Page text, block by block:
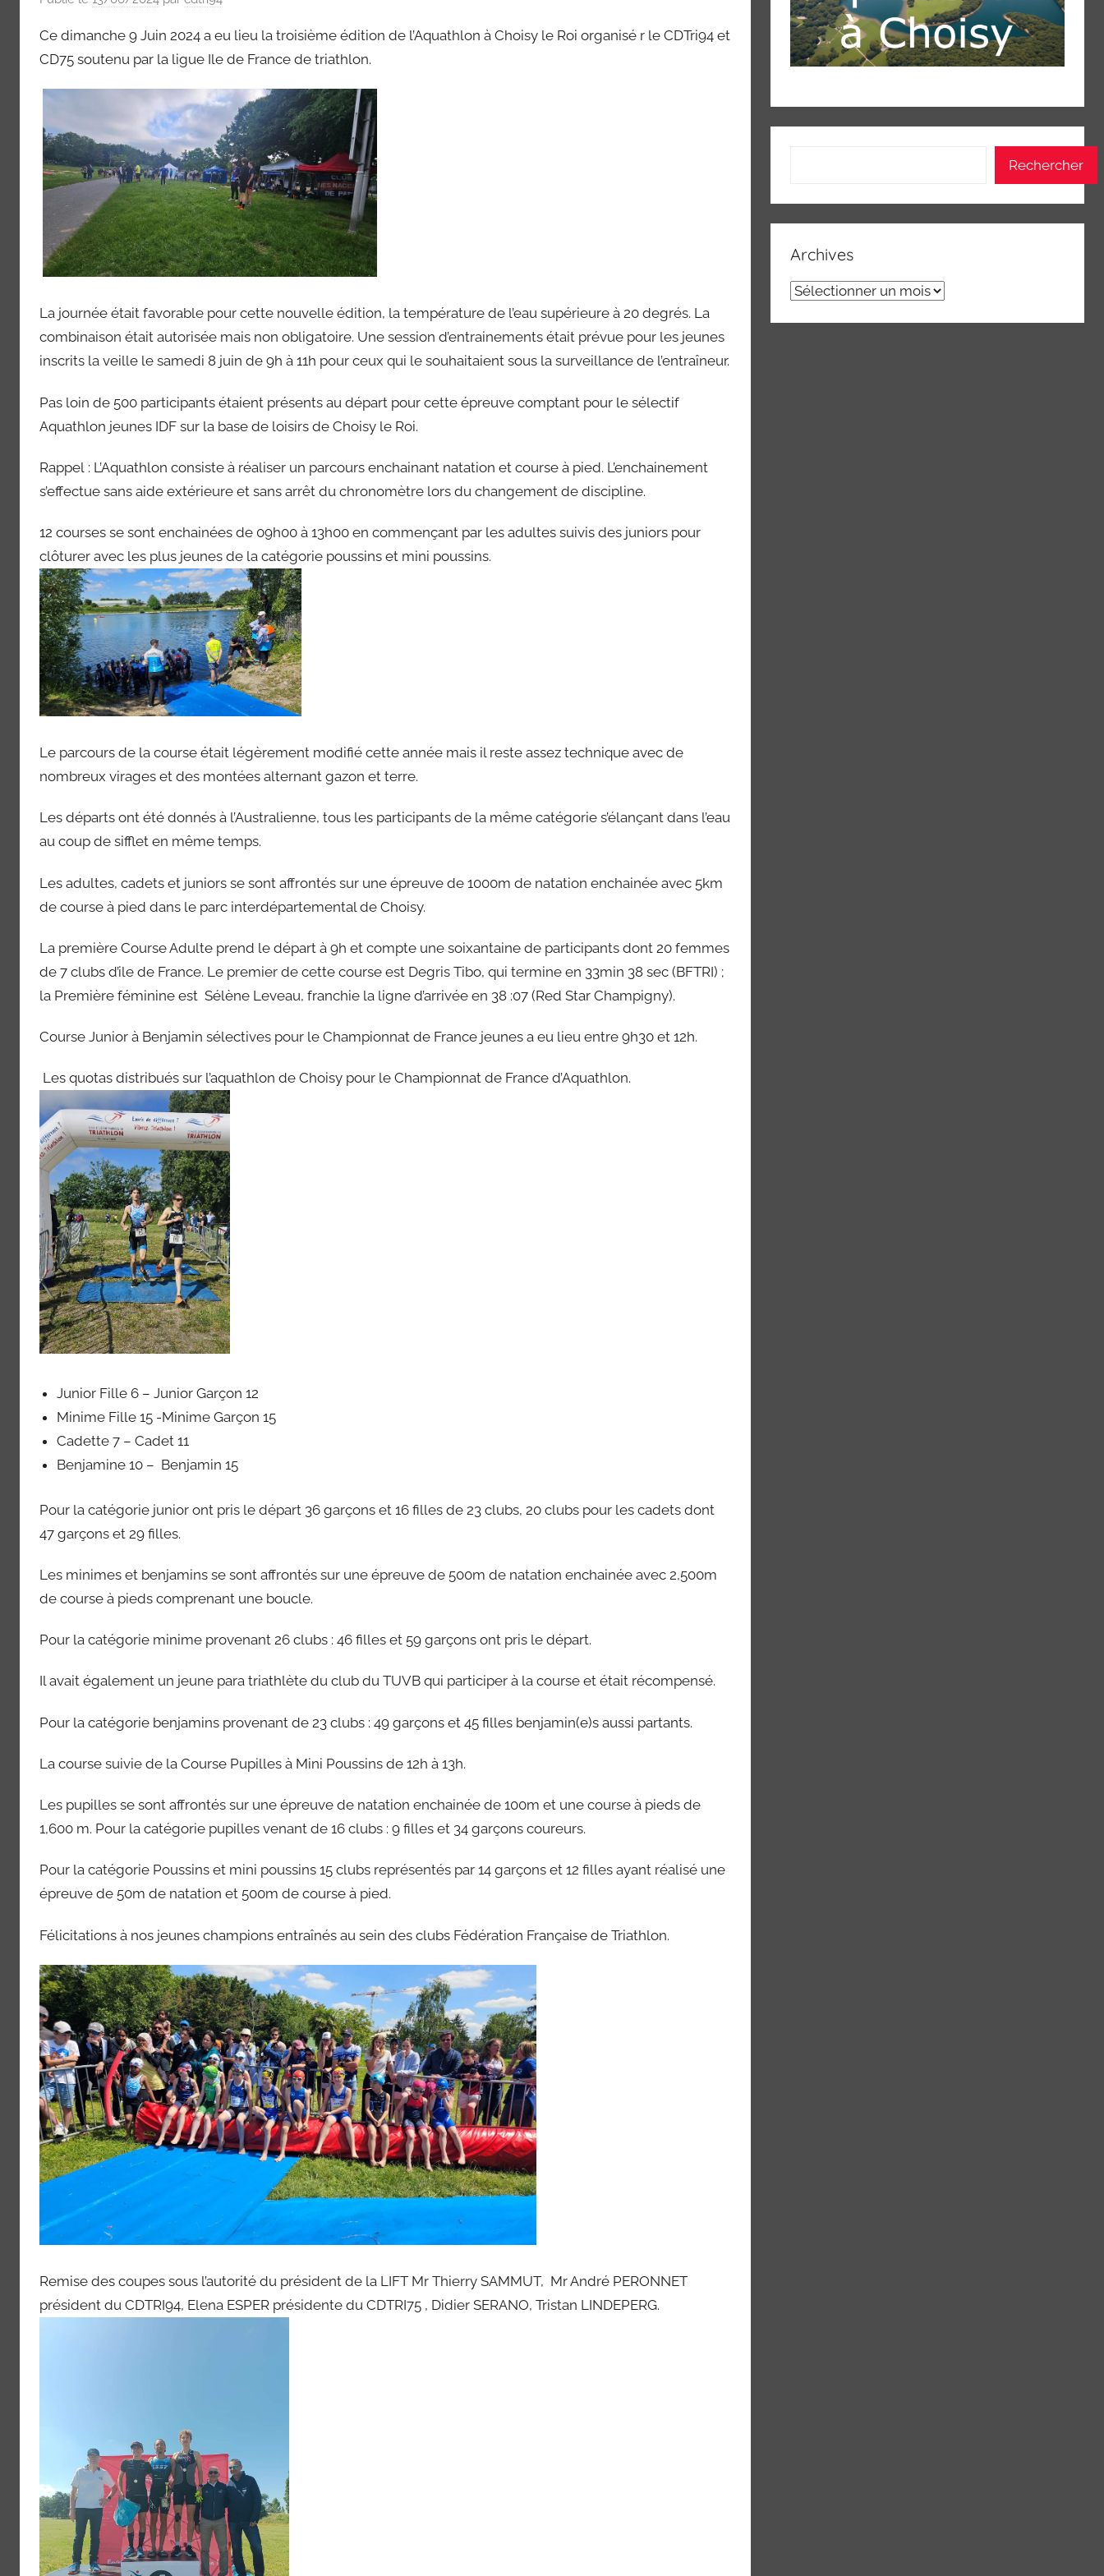
Val
de
Marne
94)
and
Run,
Ce dimanche 9 Juin 2024 a eu lieu la troisième édition de l’Aquathlon à Choisy le Roi organisé r le CDTri94 et
CD75 soutenu par la ligue Ile de France de triathlon.
La journée était favorable pour cette nouvelle édition, la température de l’eau supérieure à 20 degrés. La
combinaison était autorisée mais non obligatoire. Une session d’entrainements était prévue pour les jeunes
inscrits la veille le samedi 8 juin de 9h à 11h pour ceux qui le souhaitaient sous la surveillance de l’entraîneur.
Pas loin de 500 participants étaient présents au départ pour cette épreuve comptant pour le sélectif
Aquathlon jeunes IDF sur la base de loisirs de Choisy le Roi.
Rappel : L’Aquathlon consiste à réaliser un parcours enchainant natation et course à pied. L’enchainement
s’effectue sans aide extérieure et sans arrêt du chronomètre lors du changement de discipline.
12 courses se sont enchainées de 09h00 à 13h00 en commençant par les adultes suivis des juniors pour
clôturer avec les plus jeunes de la catégorie poussins et mini poussins.
Le parcours de la course était légèrement modifié cette année mais il reste assez technique avec de
nombreux virages et des montées alternant gazon et terre.
Les départs ont été donnés à l’Australienne, tous les participants de la même catégorie s’élançant dans l’eau
au coup de sifflet en même temps.
Les adultes, cadets et juniors se sont affrontés sur une épreuve de 1000m de natation enchainée avec 5km
de course à pied dans le parc interdépartemental de Choisy.
La première Course Adulte prend le départ à 9h et compte une soixantaine de participants dont 20 femmes
de 7 clubs d’ile de France. Le premier de cette course est Degris Tibo, qui termine en 33min 38 sec (BFTRI) ;
la Première féminine est Sélène Leveau, franchie la ligne d’arrivée en 38 :07 (Red Star Champigny).
Course Junior à Benjamin sélectives pour le Championnat de France jeunes a eu lieu entre 9h30 et 12h.
Les quotas distribués sur l’aquathlon de Choisy pour le Championnat de France d’Aquathlon.
Junior Fille 6 – Junior Garçon 12
Minime Fille 15 -Minime Garçon 15
Cadette 7 – Cadet 11
Benjamine 10 – Benjamin 15
Pour la catégorie junior ont pris le départ 36 garçons et 16 filles de 23 clubs, 20 clubs pour les cadets dont
47 garçons et 29 filles.
Les minimes et benjamins se sont affrontés sur une épreuve de 500m de natation enchainée avec 2,500m
de course à pieds comprenant une boucle.
Pour la catégorie minime provenant 26 clubs : 46 filles et 59 garçons ont pris le départ.
Il avait également un jeune para triathlète du club du TUVB qui participer à la course et était récompensé.
Pour la catégorie benjamins provenant de 23 clubs : 49 garçons et 45 filles benjamin(e)s aussi partants.
La course suivie de la Course Pupilles à Mini Poussins de 12h à 13h.
Les pupilles se sont affrontés sur une épreuve de natation enchainée de 100m et une course à pieds de
1,600 m. Pour la catégorie pupilles venant de 16 clubs : 9 filles et 34 garçons coureurs.
Pour la catégorie Poussins et mini poussins 15 clubs représentés par 14 garçons et 12 filles ayant réalisé une
épreuve de 50m de natation et 500m de course à pied.
Félicitations à nos jeunes champions entraînés au sein des clubs Fédération Française de Triathlon.
Remise des coupes sous l’autorité du président de la LIFT Mr Thierry SAMMUT, Mr André PERONNET
président du CDTRI94, Elena ESPER présidente du CDTRI75 , Didier SERANO, Tristan LINDEPERG.
Rechercher
Archives
Archives